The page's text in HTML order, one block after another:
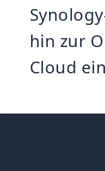
hin zur
Cloud